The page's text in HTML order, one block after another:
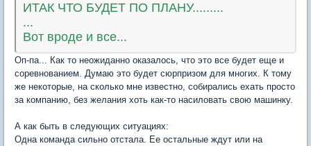
ИТАК ЧТО БУДЕТ ПО ПЛАНУ.........
...
Вот вроде и все...
Оп-па... Как то неожиданно оказалось, что это все будет еще и
соревнованием. Думаю это будет сюрпризом для многих. К тому
же некоторые, на сколько мне известно, собирались ехать просто
за компанию, без желания хоть как-то насиловать свою машинку.
А как быть в следующих ситуациях:
Одна команда сильно отстала. Ее остальные ждут или на